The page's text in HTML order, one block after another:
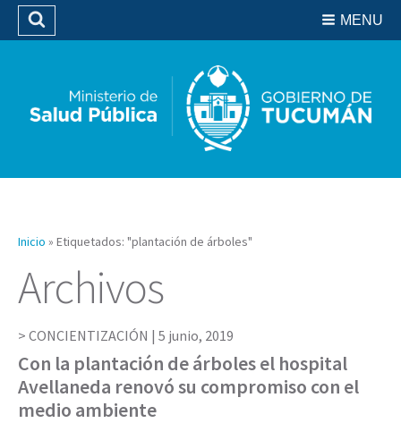
Biblioteca
MENU
Buscar
Inicio » Etiquetados: "plantación de árboles"
Archivos
CONCIENTIZACIÓN | 5 junio, 2019
Con la plantación de árboles el hospital
Avellaneda renovó su compromiso con el
medio ambiente